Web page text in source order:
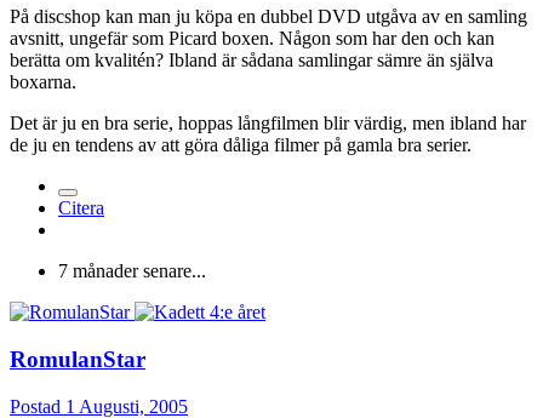
På discshop kan man ju köpa en dubbel DVD utgåva av en samling
avsnitt, ungefär som Picard boxen. Någon som har den och kan
berätta om kvalitén? Ibland är sådana samlingar sämre än själva
boxarna.
Det är ju en bra serie, hoppas långfilmen blir värdig, men ibland har
de ju en tendens av att göra dåliga filmer på gamla bra serier.
Citera
7 månader senare...
RomulanStar
Postad 1 Augusti, 2005